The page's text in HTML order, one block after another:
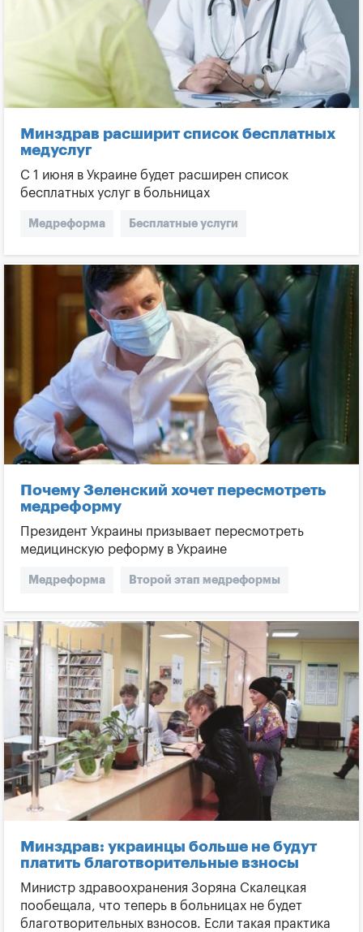
Минздрав расширит список бесплатных
медуслуг
С 1 июня в Украине будет расширен список
бесплатных услуг в больницах
Медреформа Бесплатные услуги
Пакет медуслуг Инсульт Инфаркт
Почему Зеленский хочет пересмотреть
медреформу
Президент Украины призывает пересмотреть
медицинскую реформу в Украине
Медреформа Второй этап медреформы
Пересмотр медреформы
Минздрав: украинцы больше не будут
платить благотворительные взносы
Министр здравоохранения Зоряна Скалецкая
пообещала, что теперь в больницах не будет
благотворительных взносов. Если такая практика